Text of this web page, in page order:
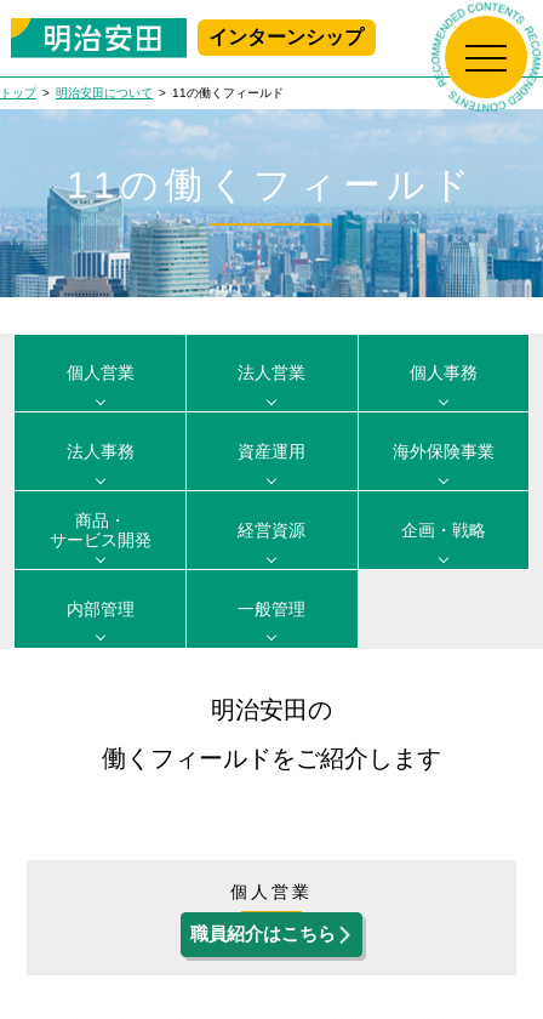
インターンシップ
新規プレエントリー マイページログイン
トップ
生保の学校
生保の学校 Top
生命保険ビジネス基礎講座
はじめて学ぶ！
生命保険ビジネス基礎講座
職場で学ぶ!
MEIJIYASUDA インターンシップ 2025
明治安田について
明治安田について Top
社長メッセージ
沿革
明治安田ブランドステートメント
ひとに健康を、まちに元気を。
明治安田ブランドサイト
明治安田の人々
明治安田の人々 Top
職員紹介
女性職員に会いに行こう！
"ON"&"OFF" Woman's Style
"ON"&"OFF" Woman's Style
入社5年目･14年目･ 21年目
女性スタッフ座談会
採用情報
採用情報 Top
採用コンセプト
職種とキャリア
Q&A
トップ 明治安田について 11の働くフィールド
11の働くフィールド
個人営業 法人営業 個人事務
法人事務 資産運用 海外保険事業
商品・
サービス開発
経営資源 企画・戦略
内部管理 一般管理
明治安田の
働くフィールドをご紹介します
個人営業
職員紹介はこちら